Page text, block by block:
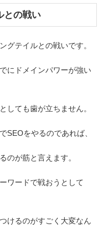
との戦い
グテイルとの戦いです。
にドメインパワーが強い
しても歯が立ちません。
SEOをやるのであれば、
のが筋と言えます。
ワードで戦おうとして
けるのがすごく大変なん